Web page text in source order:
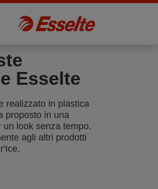
Esselte
realizzato in plastica
proposto in una
look senza tempo.
agli altri prodotti